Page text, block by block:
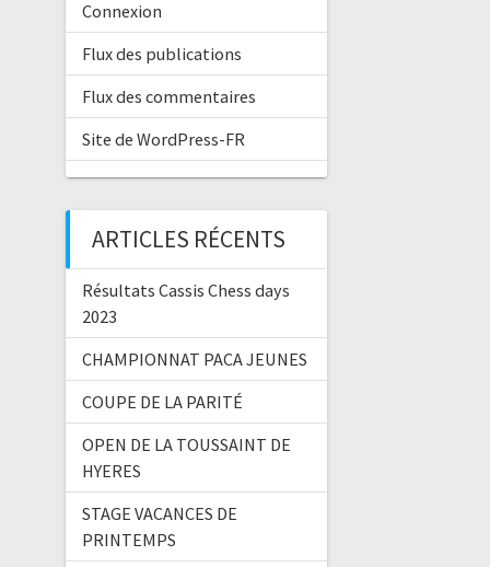
Connexion
Flux des publications
Flux des commentaires
Site de WordPress-FR
ARTICLES RÉCENTS
Résultats Cassis Chess days
2023
CHAMPIONNAT PACA JEUNES
COUPE DE LA PARITÉ
OPEN DE LA TOUSSAINT DE
HYERES
STAGE VACANCES DE
PRINTEMPS